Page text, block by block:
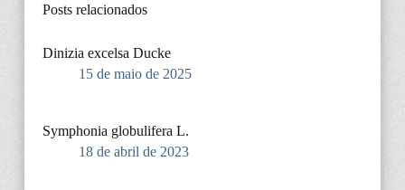
Posts relacionados
Dinizia excelsa Ducke
15 de maio de 2025
Symphonia globulifera L.
18 de abril de 2023